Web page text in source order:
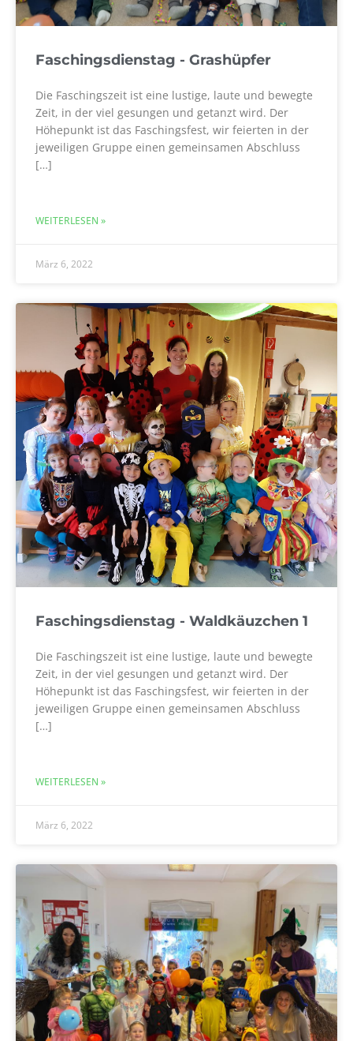
Faschingsdienstag - Grashüpfer
Die Faschingszeit ist eine lustige, laute und bewegte
Zeit, in der viel gesungen und getanzt wird. Der
Höhepunkt ist das Faschingsfest, wir feierten in der
jeweiligen Gruppe einen gemeinsamen Abschluss
[…]
WEITERLESEN »
März 6, 2022
Faschingsdienstag - Waldkäuzchen 1
Die Faschingszeit ist eine lustige, laute und bewegte
Zeit, in der viel gesungen und getanzt wird. Der
Höhepunkt ist das Faschingsfest, wir feierten in der
jeweiligen Gruppe einen gemeinsamen Abschluss
[…]
WEITERLESEN »
März 6, 2022